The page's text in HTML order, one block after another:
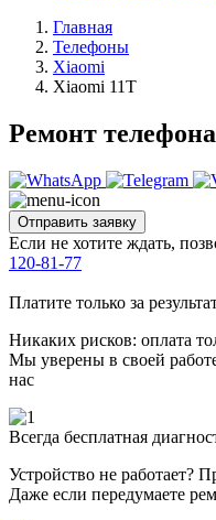
Главная
Телефоны
Xiaomi
Xiaomi 11T
Ремонт
Отправить заявку
Если не хотите ждать,
120-81-77
Платите только за
Никаких рисков: оплата
Мы уверены в своей
нас
Всегда бесплатная
Устройство не работает?
Даже если передумаете